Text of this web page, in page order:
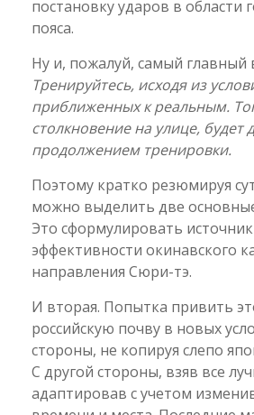
постановку ударов в области
пояса.
Ну и, пожалуй, самый главный
Тренируйтесь, исходя из
приближенных к реальным.
столкновение на улице, будет
продолжением тренировки.
Поэтому кратко резюмируя
можно выделить две
Это сформулировать
эффективности окинавского
направления Сюри-тэ.
И вторая. Попытка привить
российскую почву в новых
стороны, не копируя слепо
С другой стороны, взяв все
адаптировав с учетом